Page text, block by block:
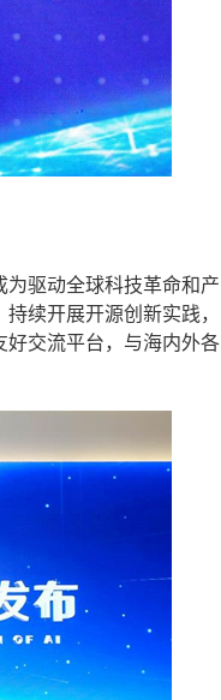
驱动全球科技革命和产
续开展开源创新实践，
好交流平台，与海内外各